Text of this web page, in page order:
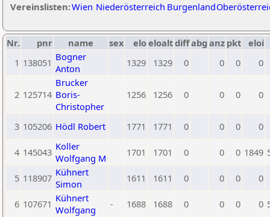
Vereinslisten:Wien Niederösterreich Burgenland
Nr. pnr name sex eloeloaltdiffabg anz pkt eloi
1 138051 Bogner
Anton
1329 1329 0 0 0 0
2 125714
Brucker
Boris-
Christopher
1256 1256 0 0 0 0
3 105206 Hödl Robert 1771 1771 0 0 0 0
4 145043 Koller
Wolfgang M
1701 1701 0 0 0 1849
5 118907 Kühnert
Simon
1611 1611 0 0 0 0
6 107671 Kühnert
Wolfgang
- 1688 1688 0 0 0 0